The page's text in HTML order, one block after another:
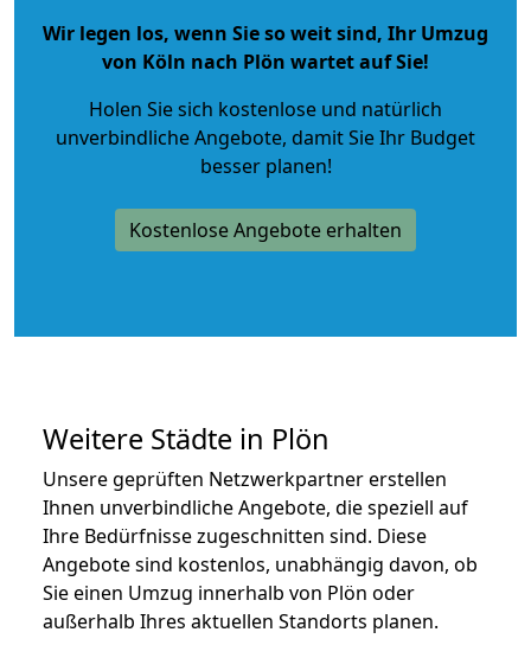
Wir legen los, wenn Sie so weit sind, Ihr Umzug
von Köln nach Plön wartet auf Sie!
Holen Sie sich kostenlose und natürlich
unverbindliche Angebote, damit Sie Ihr Budget
besser planen!
Kostenlose Angebote erhalten
Weitere Städte in Plön
Unsere geprüften Netzwerkpartner erstellen
Ihnen unverbindliche Angebote, die speziell auf
Ihre Bedürfnisse zugeschnitten sind. Diese
Angebote sind kostenlos, unabhängig davon, ob
Sie einen Umzug innerhalb von Plön oder
außerhalb Ihres aktuellen Standorts planen.